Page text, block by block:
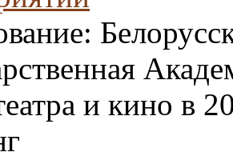
и кино в